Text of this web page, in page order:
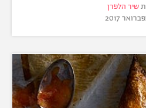
שיר הלפרן